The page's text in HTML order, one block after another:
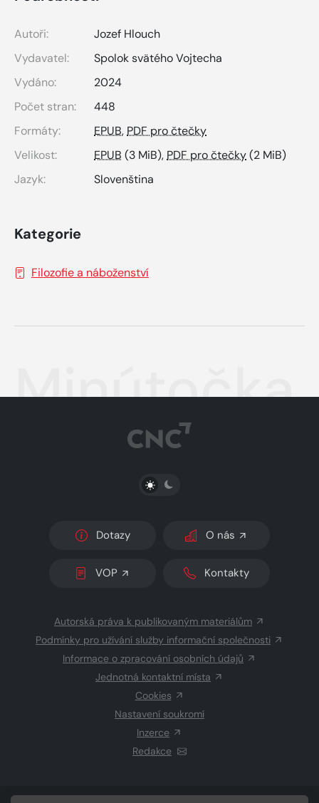
Autoři:
Jozef Hlouch
Vydavatel:
Spolok svätého Vojtecha
Vydáno:
2024
Počet stran:
448
Formáty:
EPUB, PDF pro čtečky
Velikost:
EPUB (3 MiB), PDF pro čtečky(2 MiB)
Jazyk:
Slovenština
Kategorie
Filozofie a náboženství
Minútočka
PŘEPNOUT SVĚTLÝ/TMAVÝ REŽIM
Dotazy O nás
VOP Kontakty
Autorská práva k publikovaným materiálům
Podmínky pro užívání služby informační společnosti
Informace o zpracování osobních údajů
Jednotná kontaktní místa
Cookies
Nastavení soukromí
Inzerce
Redakce